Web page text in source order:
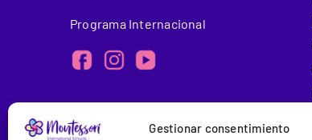
Gestionar consentimiento
Programa Internacional